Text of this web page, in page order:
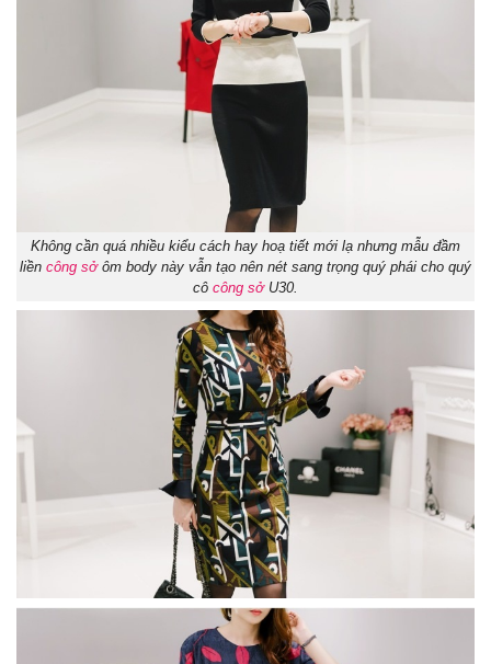
Không cần quá nhiều kiểu cách hay hoạ tiết mới lạ nhưng mẫu đầm
liền công sởôm body này vẫn tạo nên nét sang trọng quý phái cho quý
cô công sởU30.